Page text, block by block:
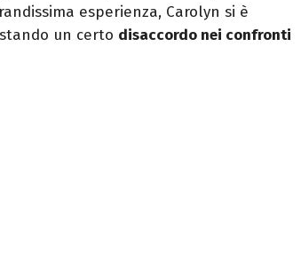
esperienza, Carolyn si è
un certo disaccordo nei confronti